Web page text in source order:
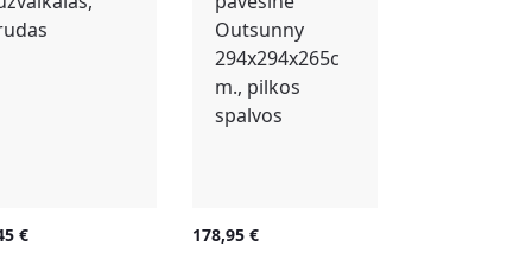
€ 178,95 €